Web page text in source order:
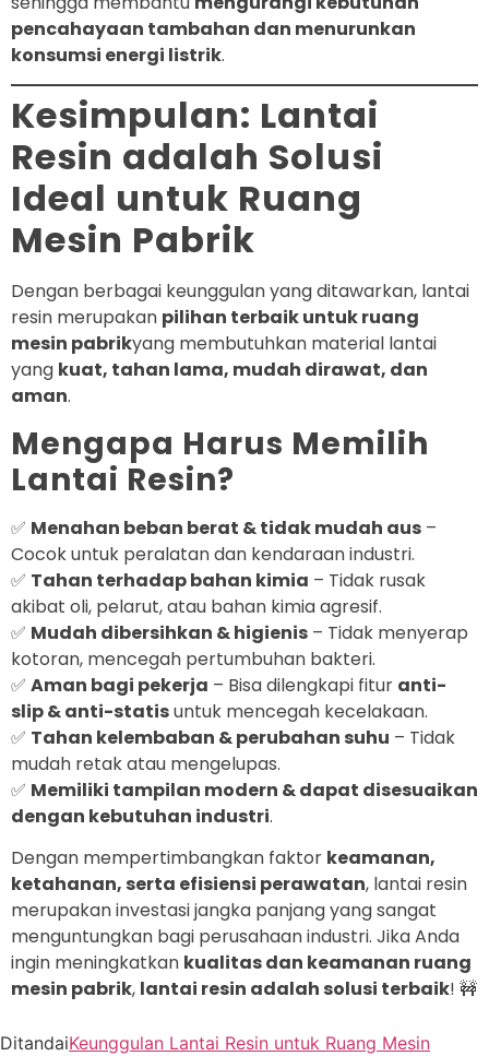
pencahayaan tambahan dan menurunkan
konsumsi energi listrik.
Kesimpulan: Lantai
Resin adalah Solusi
Ideal untuk Ruang
Mesin Pabrik
Dengan berbagai keunggulan yang ditawarkan, lantai
resin merupakan pilihan terbaik untuk ruang
mesin pabrikyang membutuhkan material lantai
yang kuat, tahan lama, mudah dirawat, dan
aman.
Mengapa Harus Memilih
Lantai Resin?
✅ Menahan beban berat & tidak mudah aus –
Cocok untuk peralatan dan kendaraan industri.
✅ Tahan terhadap bahan kimia – Tidak rusak
akibat oli, pelarut, atau bahan kimia agresif.
✅ Mudah dibersihkan & higienis – Tidak menyerap
kotoran, mencegah pertumbuhan bakteri.
✅ Aman bagi pekerja – Bisa dilengkapi fitur anti-
slip & anti-statisuntuk mencegah kecelakaan.
✅ Tahan kelembaban & perubahan suhu – Tidak
mudah retak atau mengelupas.
✅ Memiliki tampilan modern & dapat disesuaikan
dengan kebutuhan industri.
Dengan mempertimbangkan faktor keamanan,
ketahanan, serta efisiensi perawatan, lantai resin
merupakan investasi jangka panjang yang sangat
menguntungkan bagi perusahaan industri. Jika Anda
ingin meningkatkan kualitas dan keamanan ruang
mesin pabrik, lantai resin adalah solusi terbaik! 🚧
DitandaiKeunggulan Lantai Resin untuk Ruang Mesin